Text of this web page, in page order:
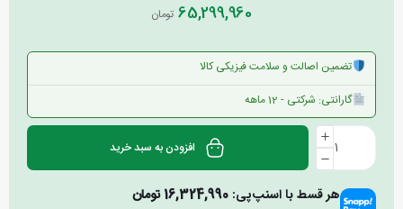
65,299,960 تومان
تضمین اصالت و سلامت فیزیکی کالا
گارانتی: شرکتی - 12 ماهه
افزودن به سبد خرید
هر قسط با اسنپ‌پی: 16,324,990تومان